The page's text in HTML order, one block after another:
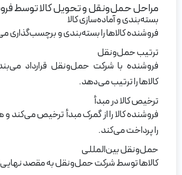
مراحل حمل‌و‌نقل و تحویل کالا توسط
بسته‌بندی و آماده‌سازی کالا
فروشنده کالاها را بسته‌بندی و برچسب‌گذاری
ترتیب حمل‌و‌نقل
فروشنده با شرکت حمل‌و‌نقل قرارداد
کالاها را ترتیب می‌دهد.
ترخیص کالا در مبدأ
فروشنده کالا را از گمرک مبدأ ترخیص می‌کند
را پرداخت می‌کند.
حمل‌و‌نقل بین‌المللی
کالاها توسط شرکت حمل‌و‌نقل به مقصد